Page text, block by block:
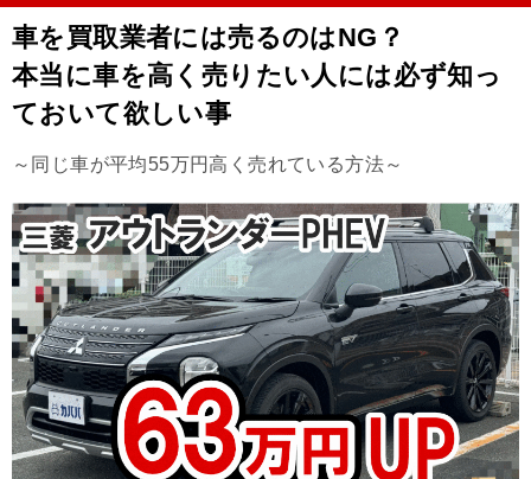
車を買取業者には売るのはNG？
本当に車を高く売りたい人には必ず知っ
ておいて欲しい事
～同じ車が平均55万円高く売れている方法～